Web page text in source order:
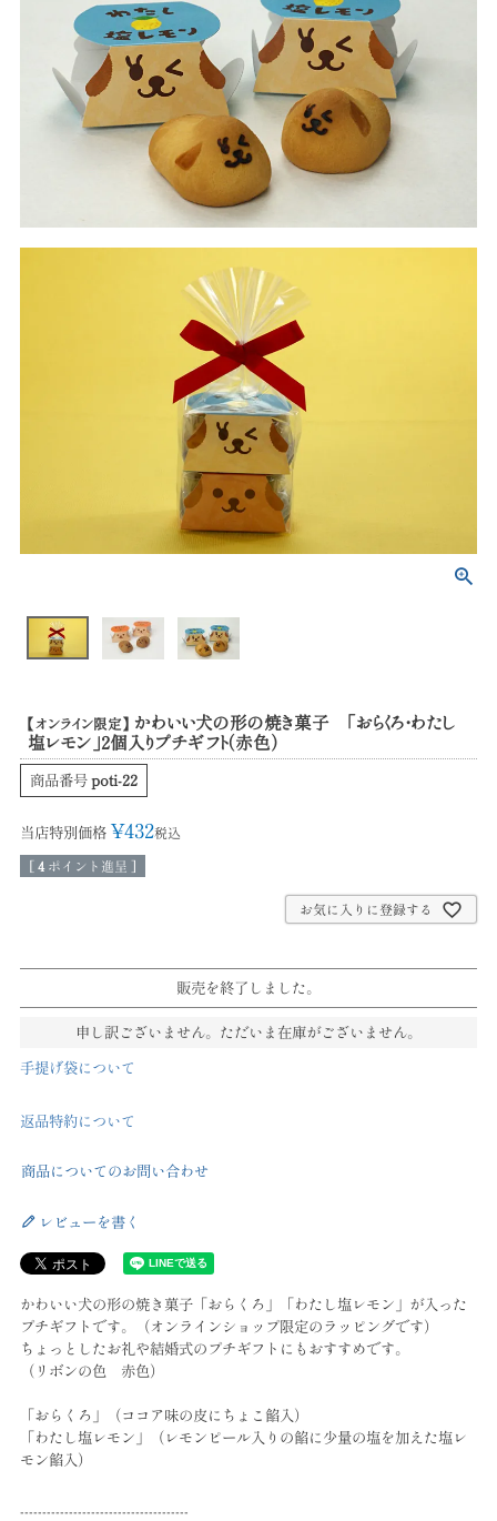
【オンライン限定】 かわいい犬の形の焼き菓子 「おらくろ・わたし
塩レモン」2個入りプチギフト（赤色）
商品番号 poti-22
当店特別価格 ¥432税込
[ 4 ポイント進呈 ]
お気に入りに登録する
販売を終了しました。
申し訳ございません。ただいま在庫がございません。
手提げ袋について
返品特約について
商品についてのお問い合わせ
レビューを書く
かわいい犬の形の焼き菓子「おらくろ」「わたし塩レモン」が入った
プチギフトです。（オンラインショップ限定のラッピングです）
ちょっとしたお礼や結婚式のプチギフトにもおすすめです。
（リボンの色 赤色）
「おらくろ」（ココア味の皮にちょこ餡入）
「わたし塩レモン」（レモンピール入りの餡に少量の塩を加えた塩レ
モン餡入）
--------------------------------------